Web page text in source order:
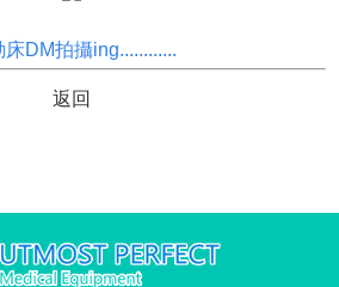
床DM拍攝ing............
返回